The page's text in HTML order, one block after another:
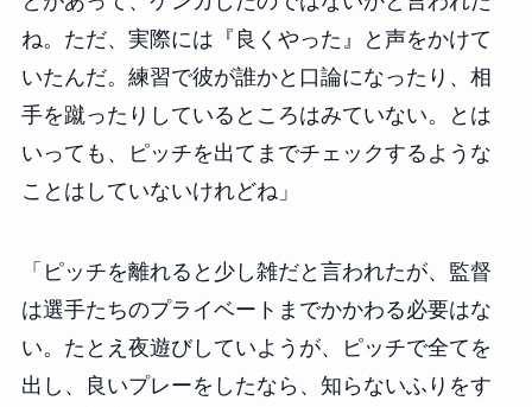
ね。ただ、実際には『良くやった』と声をかけて
いたんだ。練習で彼が誰かと口論になったり、相
手を蹴ったりしているところはみていない。とは
いっても、ピッチを出てまでチェックするような
ことはしていないけれどね」
「ピッチを離れると少し雑だと言われたが、監督
は選手たちのプライベートまでかかわる必要はな
い。たとえ夜遊びしていようが、ピッチで全てを
出し、良いプレーをしたなら、知らないふりをす